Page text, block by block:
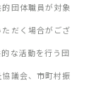
団体職員が対象
だく場合がござ
な活動を行う団
議会、市町村振